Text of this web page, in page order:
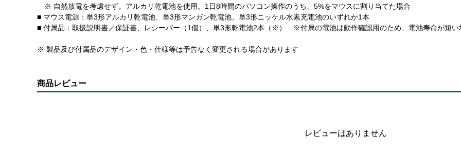
※ 自然放電を考慮せず。アルカリ乾電池を使用。1日8時間のパソコン操作のうち、5%をマウスに割り当てた場合
■ マウス電源：単3形アルカリ乾電池、単3形マンガン乾電池、単3形ニッケル水素充電池のいずれか1本
■ 付属品：取扱説明書／保証書、レシーバー（1個）、単3形乾電池2本（※） ※付属の電池は動作確認用のため、電池寿命が短い
※ 製品及び付属品のデザイン・色・仕様等は予告なく変更される場合があります
商品レビュー
レビューはありません